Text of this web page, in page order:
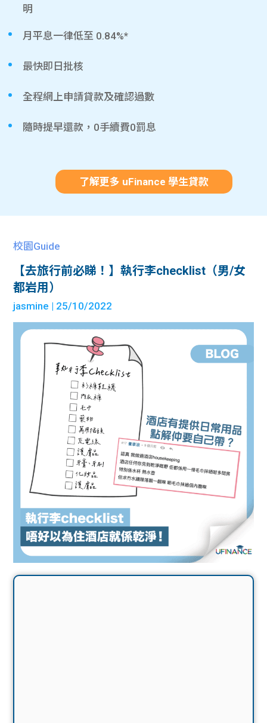
明
月平息一律低至 0.84%*
最快即日批核
全程網上申請貸款及確認過數
隨時提早還款，0手續費0罰息
了解更多 uFinance 學生貸款
校園Guide
【去旅行前必睇！】執行李checklist（男/女
都岩用）
jasmine | 25/10/2022